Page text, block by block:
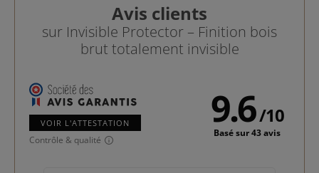
Avis clients
sur Invisible Protector – Finition bois
brut totalement invisible
VOIR L'ATTESTATION
Contrôle & qualité
9.6/10
Basé sur 43 avis